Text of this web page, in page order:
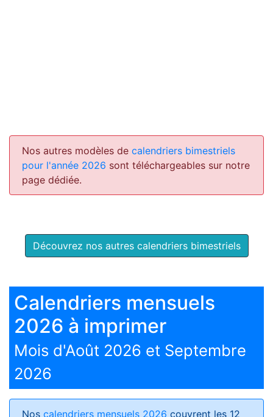
Nos autres modèles de calendriers bimestriels
pour l'année 2026 sont téléchargeables sur notre
page dédiée.
Découvrez nos autres calendriers bimestriels
Calendriers mensuels
2026 à imprimer
Mois d'Août 2026 et Septembre
2026
Nos calendriers mensuels 2026 couvrent les 12